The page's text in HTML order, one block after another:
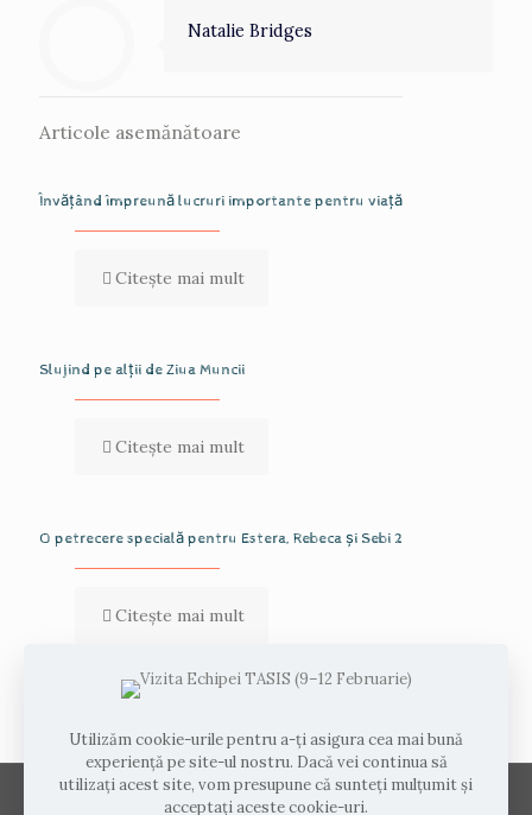
Natalie Bridges
Articole asemănătoare
Învățând împreună lucruri importante pentru viață
Citește mai mult
Slujind pe alții de Ziua Muncii
Citește mai mult
O petrecere specială pentru Estera, Rebeca și Sebi 2
Citește mai mult
Comments are closed.
Utilizăm cookie-urile pentru a-ți asigura cea mai bună
experiență pe site-ul nostru. Dacă vei continua să
utilizați acest site, vom presupune că sunteți mulțumit și
acceptați aceste cookie-uri.